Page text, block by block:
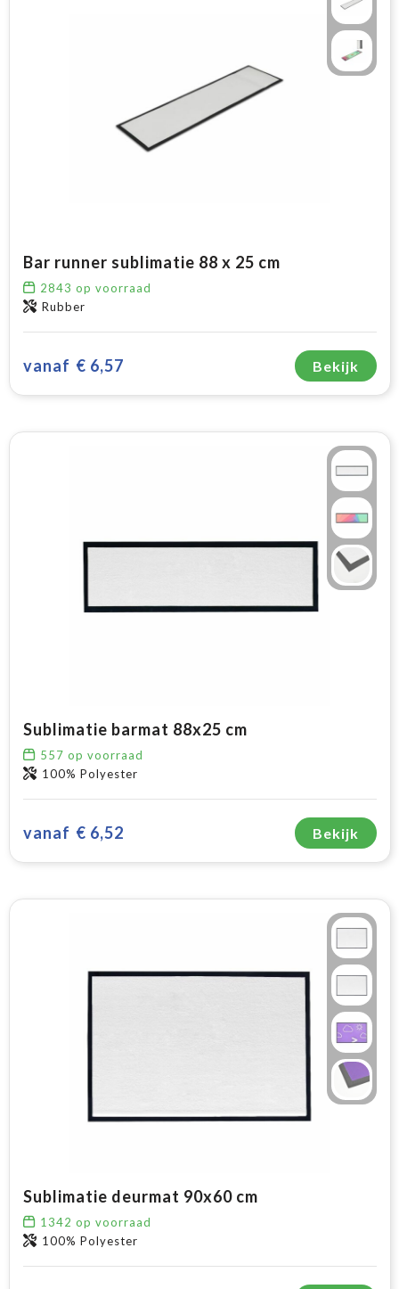
Bar runner sublimatie 88 x 25 cm
2843 op voorraad
Rubber
vanaf € 6,57 Bekijk
Sublimatie barmat 88x25 cm
557 op voorraad
100% Polyester
vanaf € 6,52 Bekijk
Sublimatie deurmat 90x60 cm
1342 op voorraad
100% Polyester